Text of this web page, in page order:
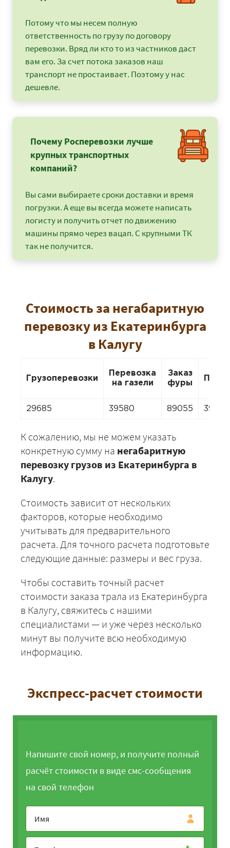
Потому что мы несем полную
ответственность по грузу по договору
перевозки. Вряд ли кто то из частников даст
вам его. За счет потока заказов наш
транспорт не простаивает. Поэтому у нас
дешевле.
Почему Росперевозки лучше
крупных транспортных
компаний?
Вы сами выбираете сроки доставки и время
погрузки. А еще вы всегда можете написать
логисту и получить отчет по движению
машины прямо через вацап. С крупными ТК
так не получится.
Стоимость за негабаритную
перевозку из Екатеринбурга
в Калугу
Грузоперевозки
Перевозка
на газели
Заказ
фуры
29685 39580 89055 39580
К сожалению, мы не можем указать
конкретную сумму на негабаритную
перевозку грузов из Екатеринбурга в
Калугу.
Стоимость зависит от нескольких
факторов, которые необходимо
учитывать для предварительного
расчета. Для точного расчета подготовьте
следующие данные: размеры и вес груза.
Чтобы составить точный расчет
стоимости заказа трала из Екатеринбурга
в Калугу, свяжитесь с нашими
специалистами — и уже через несколько
минут вы получите всю необходимую
информацию.
Экспресс-расчет стоимости
Напишите свой номер, и получите полный
расчёт стоимости в виде смс-сообщения
на свой телефон